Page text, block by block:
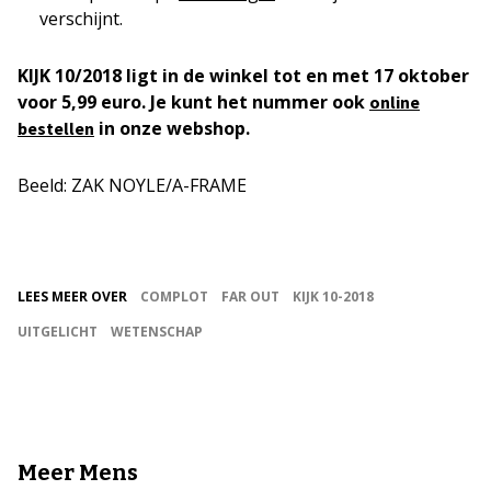
verschijnt.
KIJK 10/2018 ligt in de winkel tot en met 17 oktober
voor 5,99 euro. Je kunt het nummer ook online
bestellen in onze webshop.
Beeld: ZAK NOYLE/A-FRAME
LEES MEER OVER COMPLOT FAR OUT
KIJK 10-2018
UITGELICHT
WETENSCHAP
Meer Mens